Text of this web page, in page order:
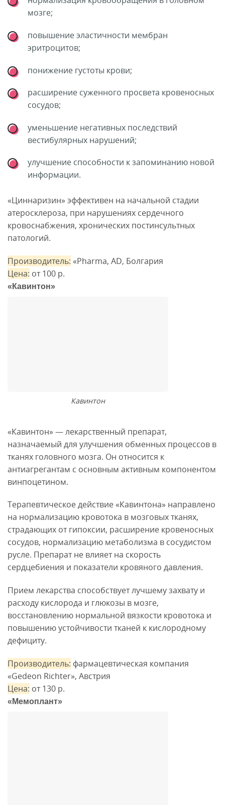
мозге;
повышение эластичности мембран
эритроцитов;
понижение густоты крови;
расширение суженного просвета кровеносных
сосудов;
уменьшение негативных последствий
вестибулярных нарушений;
улучшение способности к запоминанию новой
информации.
«Циннаризин» эффективен на начальной стадии
атеросклероза, при нарушениях сердечного
кровоснабжения, хронических постинсультных
патологий.
Производитель: «Pharma, AD, Болгария
Цена: от 100 р.
«Кавинтон»
Кавинтон
«Кавинтон» — лекарственный препарат,
назначаемый для улучшения обменных процессов в
тканях головного мозга. Он относится к
антиагрегантам с основным активным компонентом
винпоцетином.
Терапевтическое действие «Кавинтона» направлено
на нормализацию кровотока в мозговых тканях,
страдающих от гипоксии, расширение кровеносных
сосудов, нормализацию метаболизма в сосудистом
русле. Препарат не влияет на скорость
сердцебиения и показатели кровяного давления.
Прием лекарства способствует лучшему захвату и
расходу кислорода и глюкозы в мозге,
восстановлению нормальной вязкости кровотока и
повышению устойчивости тканей к кислородному
дефициту.
Производитель: фармацевтическая компания
«Gedeon Richter», Австрия
Цена: от 130 р.
«Мемоплант»